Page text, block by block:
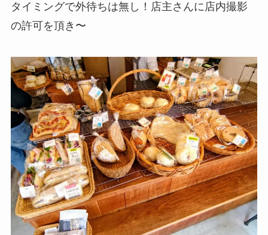
タイミングで外待ちは無し！店主さんに店内撮影
の許可を頂き〜